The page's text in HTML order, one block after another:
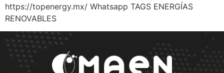
https://topenergy.mx/ Whatsapp TAGS ENERGÍAS
RENOVABLES